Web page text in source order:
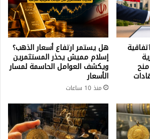
هل يستمر ارتفاع أسعار الذهب؟
إسلام مميش يحذر المستثمرين
ويكشف العوامل الحاسمة لمسار
الأسعار
منذ 10 ساعات